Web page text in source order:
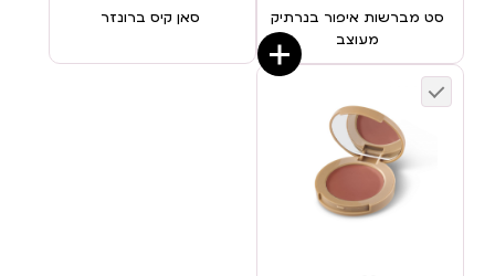
סט מברשות איפור בנרתיק
מעוצב
סאן קיס ברונזר